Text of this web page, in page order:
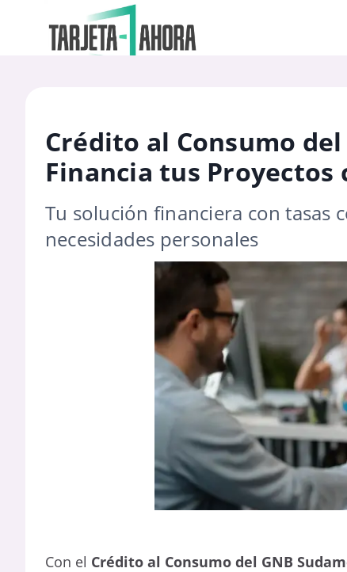
Crédito al Consumo
Financia tus Proyectos
Tu solución financiera con tasas
necesidades personales
Con el Crédito al Consumo del GNB